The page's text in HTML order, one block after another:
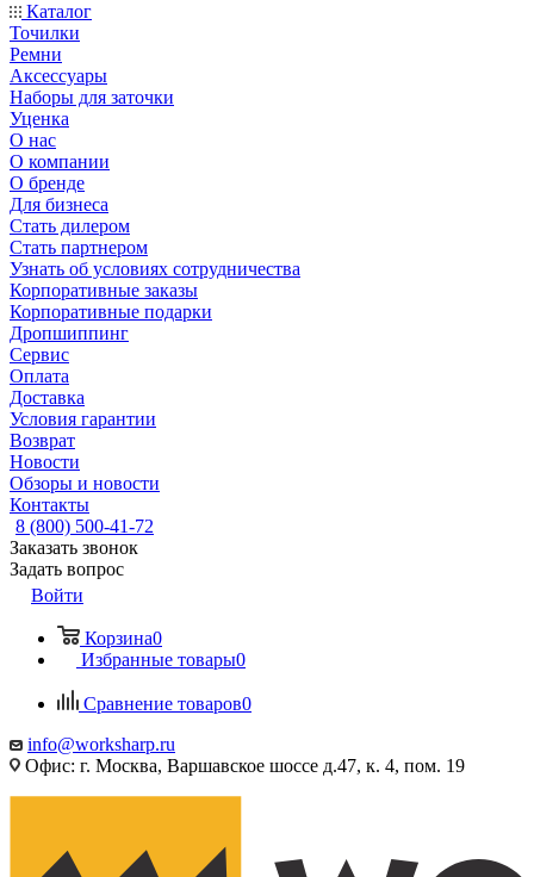
Каталог
Точилки
Ремни
Аксессуары
Наборы для заточки
Уценка
О нас
О компании
О бренде
Для бизнеса
Стать дилером
Стать партнером
Узнать об условиях сотрудничества
Корпоративные заказы
Корпоративные подарки
Дропшиппинг
Сервис
Оплата
Доставка
Условия гарантии
Возврат
Новости
Обзоры и новости
Контакты
8 (800) 500-41-72
Заказать звонок
Задать вопрос
Войти
Корзина0
Избранные товары0
Сравнение товаров0
info@worksharp.ru
Офис: г. Москва, Варшавское шоссе д.47, к. 4, пом. 19